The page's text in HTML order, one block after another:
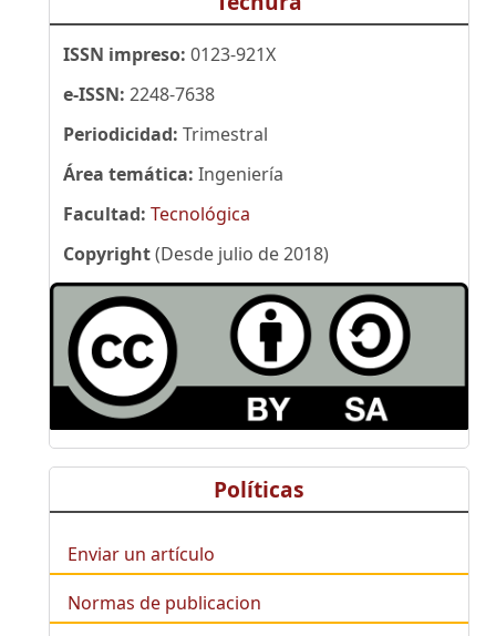
ISSN impreso: 0123-921X
e-ISSN: 2248-7638
Periodicidad: Trimestral
Área temática: Ingeniería
Facultad: Tecnológica
Copyright(Desde julio de 2018)
Políticas
Enviar un artículo
Normas de publicacion